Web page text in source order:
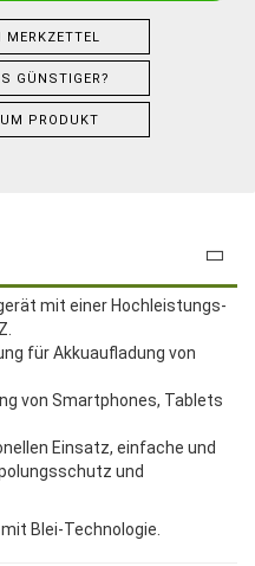
MERKZETTEL
GÜNSTIGER?
PRODUKT
mit einer Hochleistungs-
für Akkuaufladung von
von Smartphones, Tablets
Einsatz, einfache und
und
Blei-Technologie.